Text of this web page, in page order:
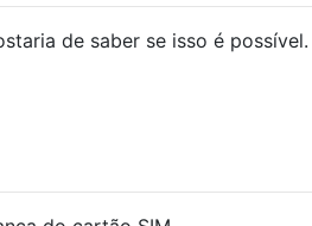
de saber se isso é possível.